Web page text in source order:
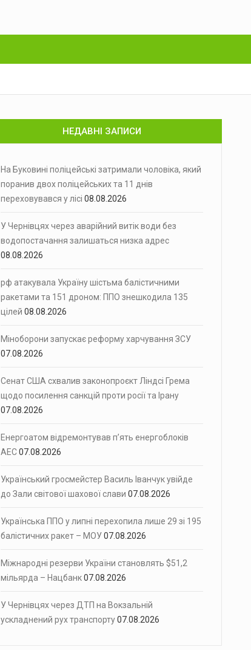
НЕДАВНІ ЗАПИСИ
На Буковині поліцейські затримали чоловіка, який
поранив двох поліцейських та 11 днів
переховувався у лісі 08.08.2026
У Чернівцях через аварійний витік води без
водопостачання залишаться низка адрес
08.08.2026
рф атакувала Україну шістьма балістичними
ракетами та 151 дроном: ППО знешкодила 135
цілей 08.08.2026
Міноборони запускає реформу харчування ЗСУ
07.08.2026
Сенат США схвалив законопроєкт Ліндсі Грема
щодо посилення санкцій проти росії та Ірану
07.08.2026
Енергоатом відремонтував п’ять енергоблоків
АЕС07.08.2026
Український гросмейстер Василь Іванчук увійде
до Зали світової шахової слави 07.08.2026
Українська ППО у липні перехопила лише 29 зі 195
балістичних ракет – МОУ07.08.2026
Міжнародні резерви України становлять $51,2
мільярда – Нацбанк07.08.2026
У Чернівцях через ДТП на Вокзальній
ускладнений рух транспорту07.08.2026